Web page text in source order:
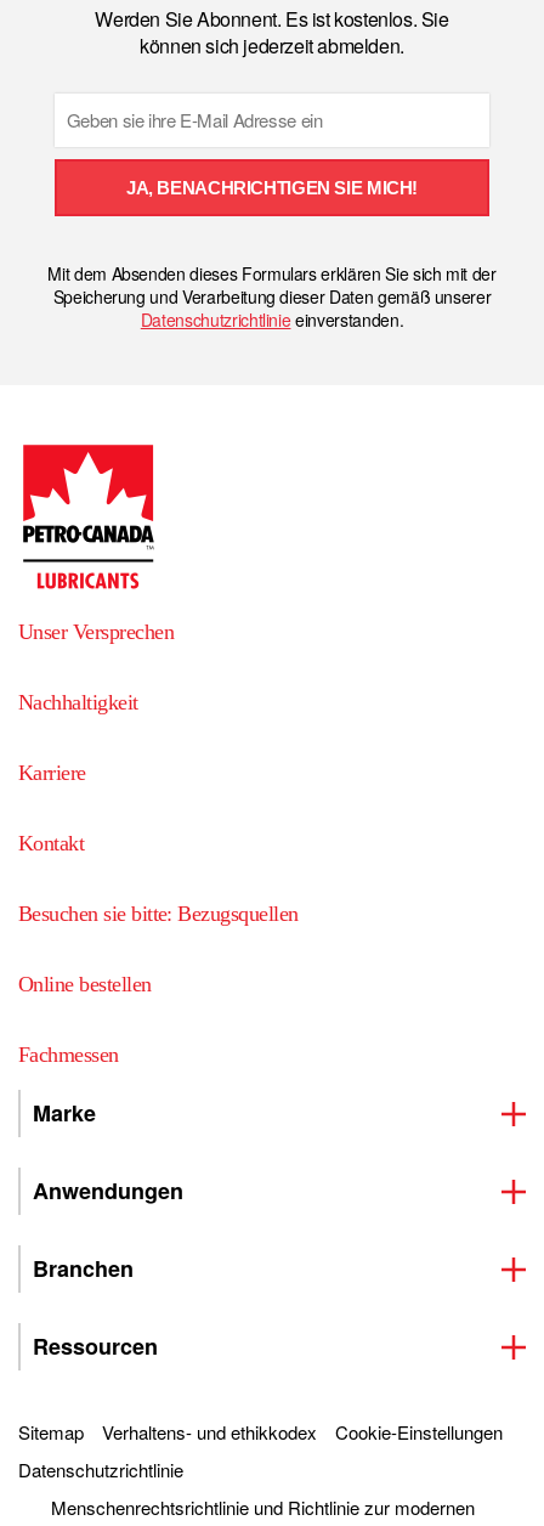
Werden Sie Abonnent. Es ist kostenlos. Sie
können sich jederzeit abmelden.
JA, BENACHRICHTIGEN SIE MICH!
Mit dem Absenden dieses Formulars erklären Sie sich mit der
Speicherung und Verarbeitung dieser Daten gemäß unserer
Datenschutzrichtlinieeinverstanden.
Unser Versprechen
Nachhaltigkeit
Karriere
Kontakt
Besuchen sie bitte: Bezugsquellen
Online bestellen
Fachmessen
Marke
Anwendungen
Branchen
Ressourcen
Sitemap Verhaltens- und ethikkodex
Cookie-Einstellungen
Datenschutzrichtlinie
Menschenrechtsrichtlinie und Richtlinie zur modernen